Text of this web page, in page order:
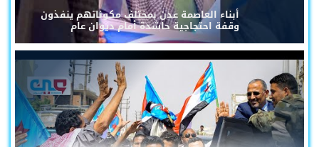
أبناء العاصمة عدن بمختلف مكوناتهم ينفذون
وقفة احتجاجية حاشدة أمام ديوان عام